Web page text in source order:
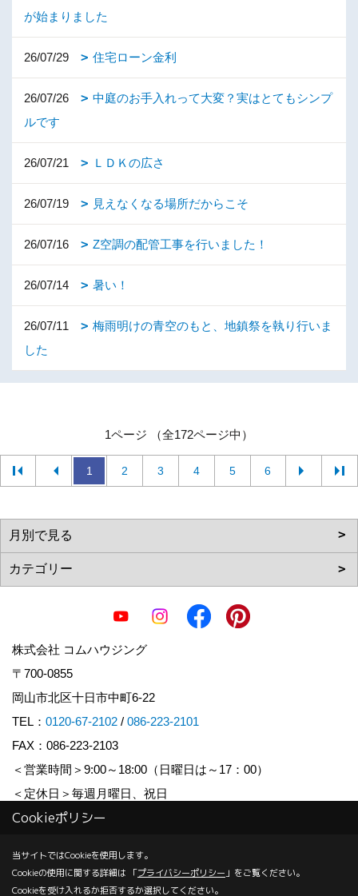
が始まりました
26/07/29 住宅ローン金利
26/07/26
中庭のお手入れって大変？実はとてもシンプ
ルです
26/07/21 ＬＤＫの広さ
26/07/19 見えなくなる場所だからこそ
26/07/16 Z空調の配管工事を行いました！
26/07/14 暑い！
26/07/11
梅雨明けの青空のもと、地鎮祭を執り行いま
した
1ページ （全172ページ中）
1 2 3 4 5 6
株式会社 コムハウジング
〒700-0855
岡山市北区十日市中町6-22
TEL： 0120-67-2102 / 086-223-2101
FAX：086-223-2103
＜営業時間＞9:00～18:00（日曜日は～17：00）
＜定休日＞毎週月曜日、祝日
Copyright (c) COM HOUSHING Inc. All Rights Reserved.
Produced byゴデスクリエイト
Cookieポリシー
当サイトではCookieを使用します。
Cookieの使用に関する詳細は 「プライバシーポリシー 」をご覧ください。
Cookieを受け入れるか拒否するか選択してください。